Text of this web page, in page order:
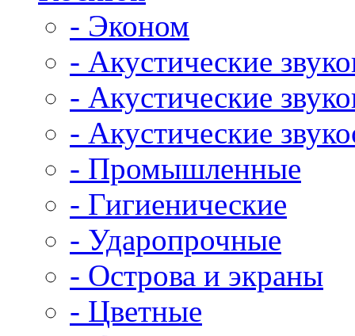
- Эконом
- Акустические
- Акустические
- Акустические
- Промышленные
- Гигиенические
- Ударопрочные
- Острова и экраны
- Цветные